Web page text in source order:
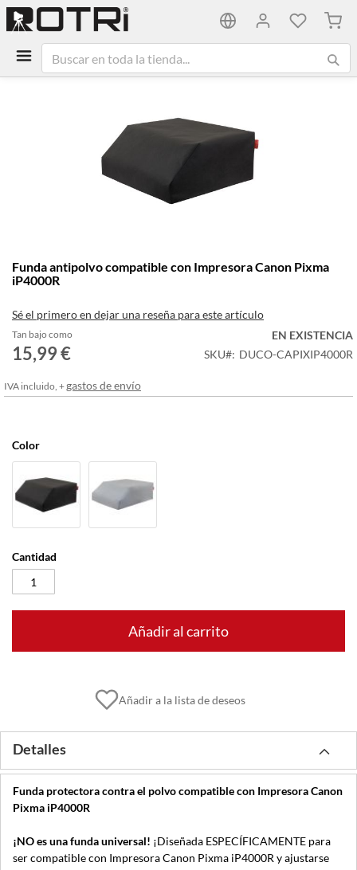
Mi
al
comienzo
la
galería
de
Funda antipolvo compatible con Impresora Canon Pixma
iP4000R
Sé el primero en dejar una reseña para este artículo
Tan bajo como
15,99 €
EN EXISTENCIA
SKU
DUCO-CAPIXIP4000R
IVA incluido, +gastos de envío
Color
Cantidad
Añadir al carrito
Añadir a la lista de deseos
Detalles
Funda protectora contra el polvo compatible con Impresora Canon
Pixma iP4000R
¡NO es una funda universal! ¡Diseñada ESPECÍFICAMENTE para
ser compatible con Impresora Canon Pixma iP4000R y ajustarse